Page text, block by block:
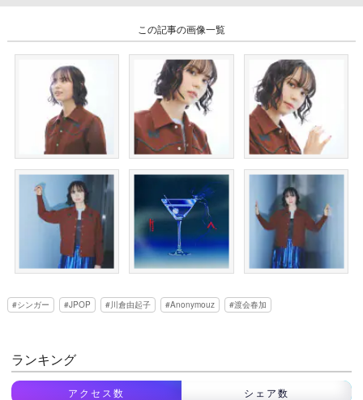
この記事の画像一覧
シンガー JPOP 川倉由起子 Anonymouz 渡会春加
ランキング
アクセス数 シェア数